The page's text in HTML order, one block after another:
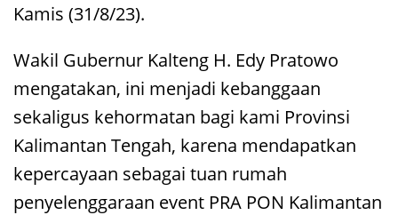
Kamis (31/8/23).
Wakil Gubernur Kalteng H. Edy Pratowo
mengatakan, ini menjadi kebanggaan
sekaligus kehormatan bagi kami Provinsi
Kalimantan Tengah, karena mendapatkan
kepercayaan sebagai tuan rumah
penyelenggaraan event PRA PON Kalimantan